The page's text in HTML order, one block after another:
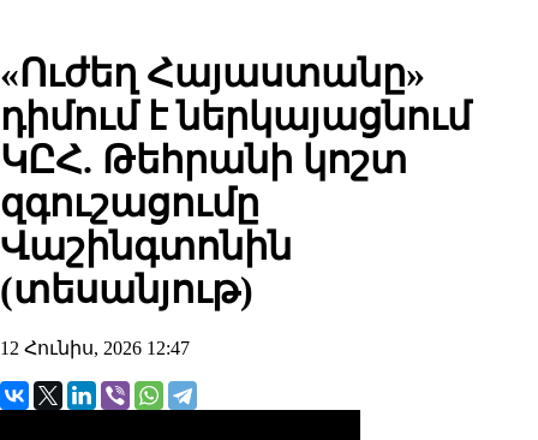
«Ուժեղ Հայաստանը»
դիմում է ներկայացնում
ԿԸՀ. Թեհրանի կոշտ
զգուշացումը
Վաշինգտոնին
(տեսանյութ)
12 Հունիս, 2026 12:47